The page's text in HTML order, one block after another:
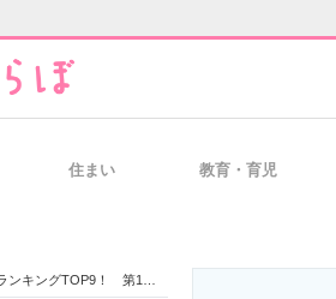
住まい 教育・育児
鶴高校」【2025年最新調査結果】